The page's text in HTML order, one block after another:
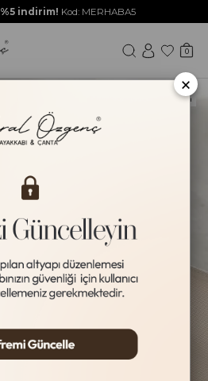
%5 indirim! Kod: MERHABA5
0
Yeni Ürün
×